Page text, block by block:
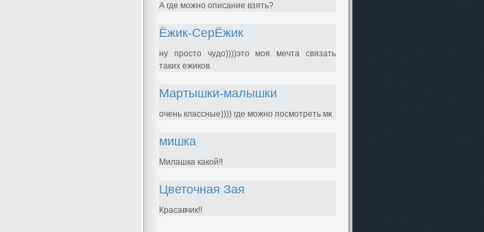
А где можно описание взять?
Ёжик-СерЁжик
ну просто чудо))))это моя мечта связать
таких ежиков.
Мартышки-малышки
очень классные)))) где можно посмотреть мк
мишка
Милашка какой!!
Цветочная Зая
Красавчик!!